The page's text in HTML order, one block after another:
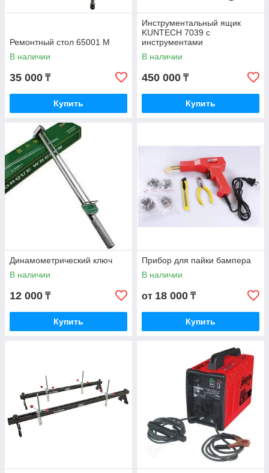
Ремонтный стол 65001 М
В наличии
35 000 ₸
Купить
Инструментальный ящик
KUNTECH 7039 c
инструментами
В наличии
450 000 ₸
Купить
Динамометрический ключ
В наличии
12 000 ₸
Купить
Прибор для пайки бампера
В наличии
от 18 000 ₸
Купить